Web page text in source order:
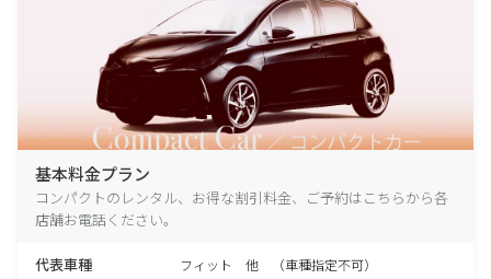
基本料金プラン
コンパクトのレンタル、お得な割引料金、ご予約はこちらから各
店舗お電話ください。
代表車種 フィット 他 （車種指定不可）